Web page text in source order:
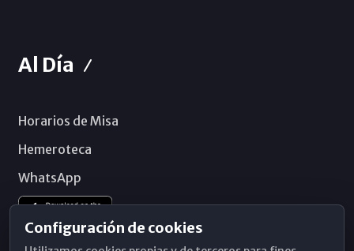
Al Día
Horarios de Misa
Hemeroteca
WhatsApp
Configuración de cookies